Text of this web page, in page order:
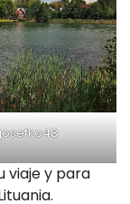
viaje y para